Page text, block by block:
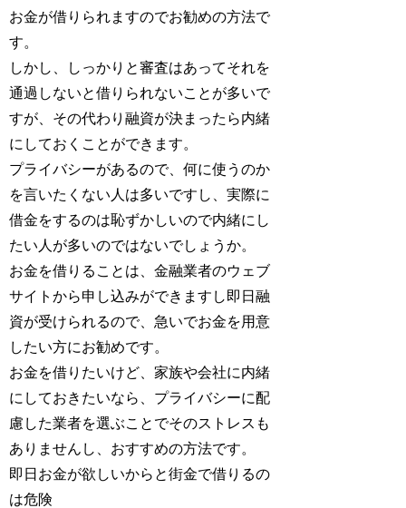
お金が借りられますのでお勧めの方法で
す。
しかし、しっかりと審査はあってそれを
通過しないと借りられないことが多いで
すが、その代わり融資が決まったら内緒
にしておくことができます。
プライバシーがあるので、何に使うのか
を言いたくない人は多いですし、実際に
借金をするのは恥ずかしいので内緒にし
たい人が多いのではないでしょうか。
お金を借りることは、金融業者のウェブ
サイトから申し込みができますし即日融
資が受けられるので、急いでお金を用意
したい方にお勧めです。
お金を借りたいけど、家族や会社に内緒
にしておきたいなら、プライバシーに配
慮した業者を選ぶことでそのストレスも
ありませんし、おすすめの方法です。
即日お金が欲しいからと街金で借りるの
は危険